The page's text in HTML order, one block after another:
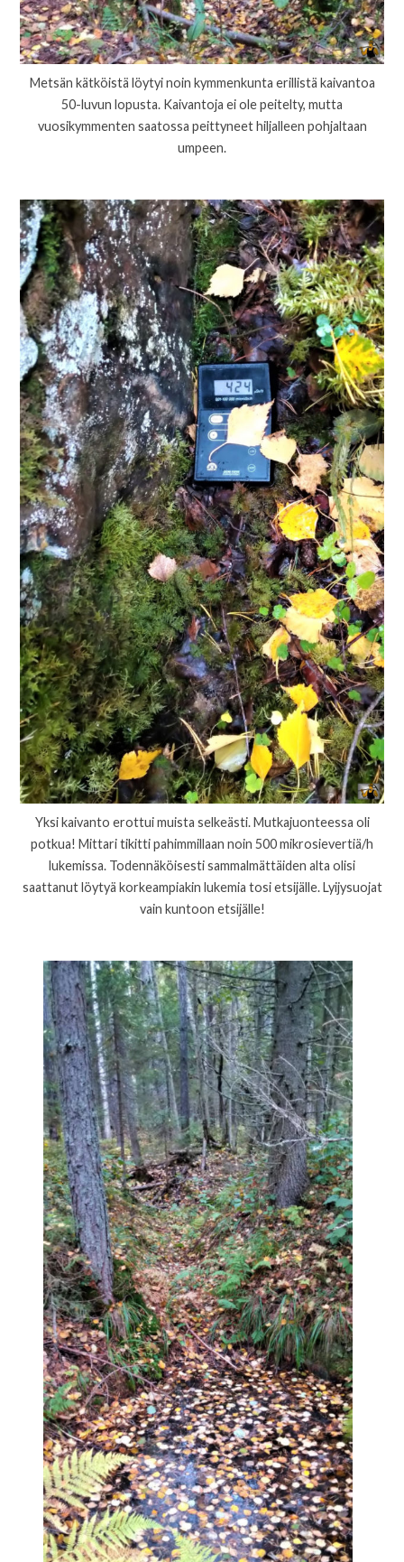
Metsän kätköistä löytyi noin kymmenkunta erillistä kaivantoa
50-luvun lopusta. Kaivantoja ei ole peitelty, mutta
vuosikymmenten saatossa peittyneet hiljalleen pohjaltaan
umpeen.
Yksi kaivanto erottui muista selkeästi. Mutkajuonteessa oli
potkua! Mittari tikitti pahimmillaan noin 500 mikrosievertiä/h
lukemissa. Todennäköisesti sammalmättäiden alta olisi
saattanut löytyä korkeampiakin lukemia tosi etsijälle. Lyijysuojat
vain kuntoon etsijälle!